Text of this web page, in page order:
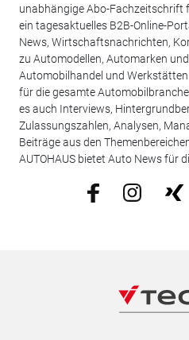
unabhängige Abo-Fachzeitschrift
ein tagesaktuelles B2B-Online-
News, Wirtschaftsnachrichten,
zu Automodellen, Automarken
Automobilhandel und
für die gesamte
es auch Interviews,
Zulassungszahlen, Analysen,
Beiträge aus den
AUTOHAUS bietet Auto News für